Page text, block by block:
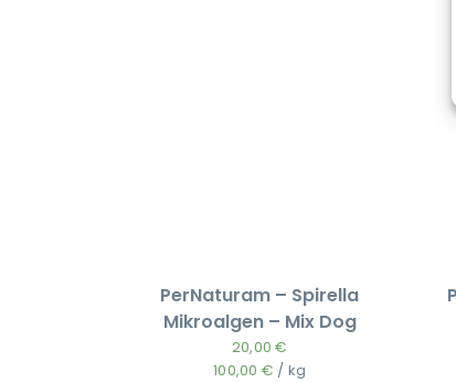
PerNaturam – Spirella
Mikroalgen – Mix Dog
20,00€
100,00 € / kg